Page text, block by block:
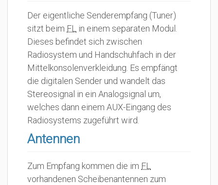
Der eigentliche Senderempfang (Tuner)
sitzt beim FL
in einem separaten Modul.
Dieses befindet sich zwischen
Radiosystem und Handschuhfach in der
Mittelkonsolenverkleidung. Es empfängt
die digitalen Sender und wandelt das
Stereosignal in ein Analogsignal um,
welches dann einem AUX-Eingang des
Radiosystems zugeführt wird.
Antennen
Zum Empfang kommen die im FL
vorhandenen Scheibenantennen zum